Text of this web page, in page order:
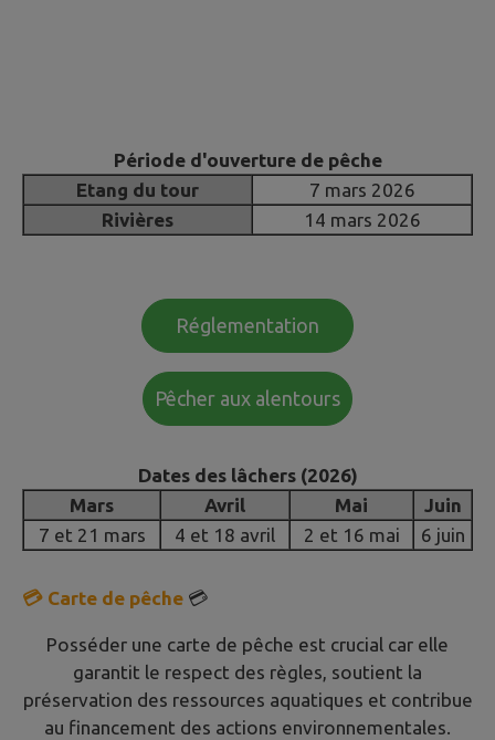
Période d'ouverture de pêche
Etang du tour
7 mars 2026
Rivières
14 mars 2026
Réglementation
Pêcher aux alentours
Dates des lâchers (2026)
Mars
Avril Mai
Juin
7 et 21 mars
4 et 18 avril 2 et 16 mai 6 juin
💳 Carte de pêche 💳
Posséder une carte de pêche est crucial car elle
garantit le respect des règles, soutient la
préservation des ressources aquatiques et contribue
au financement des actions environnementales.